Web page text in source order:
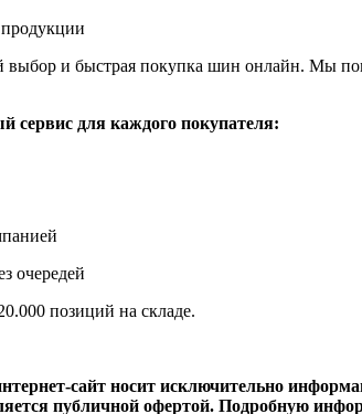
продукции
выбор и быстрая покупка шин онлайн. Мы
сервис для каждого покупателя:
очередей
позиций на складе.
сайт носит исключительно
публичной офертой. Подробную